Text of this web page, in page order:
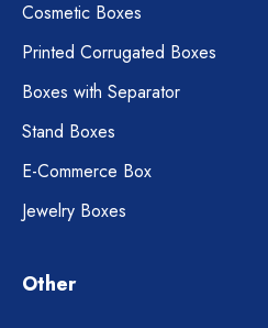
Cosmetic Boxes
Printed Corrugated Boxes
Boxes with Separator
Stand Boxes
E-Commerce Box
Jewelry Boxes
Other